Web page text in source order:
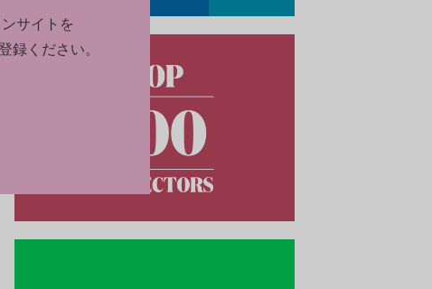
サイトを
ください。